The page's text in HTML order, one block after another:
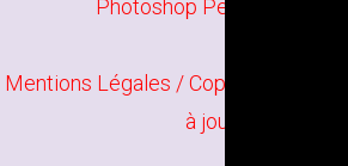
Photoshop
Mentions Légales / Copyright
à jour en juin 2026